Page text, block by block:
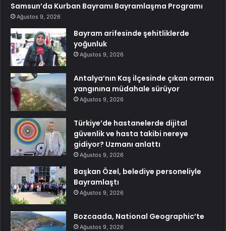
Samsun’da Kurban Bayramı Bayramlaşma Programı
Ağustos 9, 2026
Bayram arifesinde şehitliklerde
yoğunluk
Ağustos 9, 2026
Antalya’nın Kaş ilçesinde çıkan orman
yangınına müdahale sürüyor
Ağustos 9, 2026
Türkiye’de hastanelerde dijital
güvenlik ve hasta takibi nereye
gidiyor? Uzmanı anlattı
Ağustos 9, 2026
Başkan Özel, belediye personeliyle
Bayramlaştı
Ağustos 9, 2026
Bozcaada, National Geographic’te
Ağustos 9, 2026